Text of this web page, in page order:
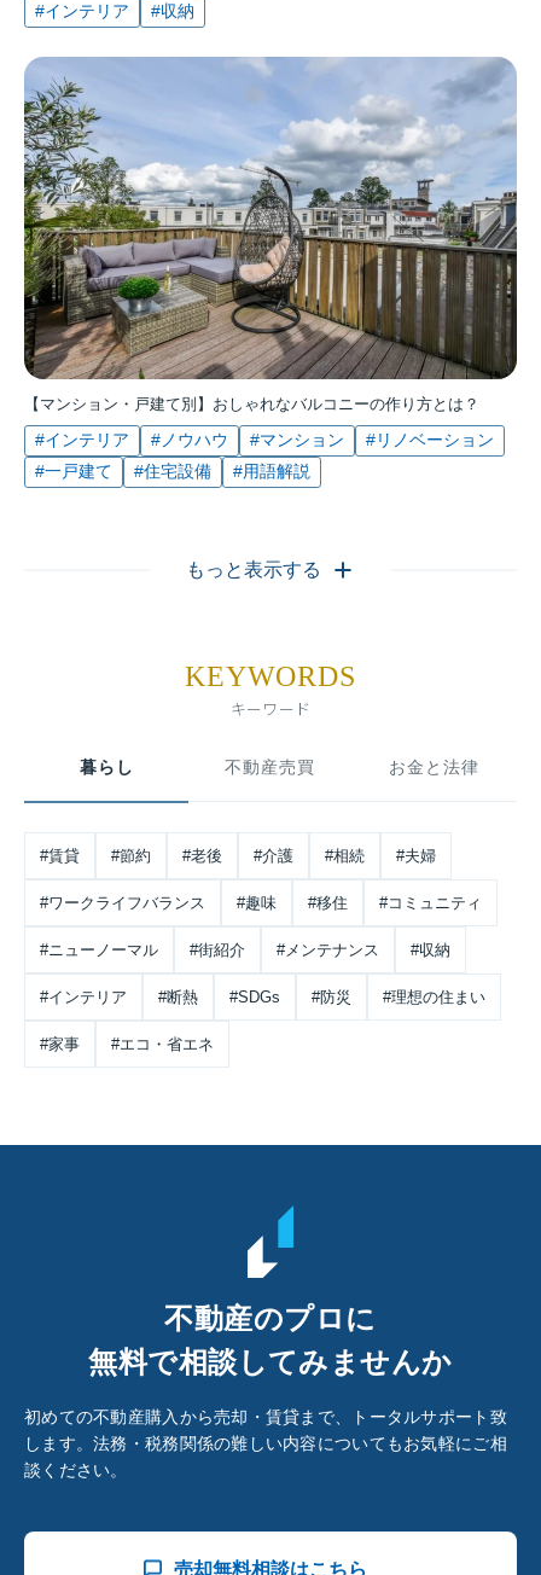
#インテリア #収納
【マンション・戸建て別】おしゃれなバルコニーの作り方とは？
#インテリア #ノウハウ #マンション
#リノベーション
#一戸建て
#住宅設備 #用語解説
もっと表示する
KEYWORDS
キーワード
暮らし 不動産売買 お金と法律
#賃貸 #節約 #老後 #介護 #相続 #夫婦
#ワークライフバランス #趣味 #移住 #コミュニティ
#ニューノーマル #街紹介 #メンテナンス #収納
#インテリア #断熱 #SDGs #防災 #理想の住まい
#家事 #エコ・省エネ
不動産のプロに
無料で相談してみませんか
初めての不動産購入から売却・賃貸まで、トータルサポート致
します。法務・税務関係の難しい内容についてもお気軽にご相
談ください。
売却無料相談はこちら